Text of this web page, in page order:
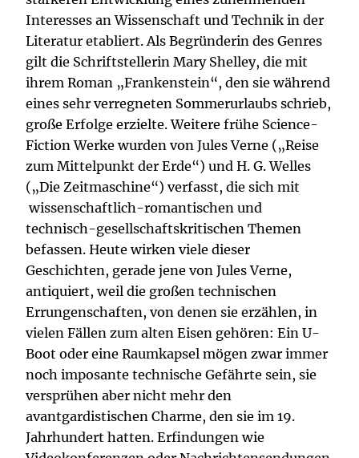
Interesses an Wissenschaft und Technik in der
Literatur etabliert. Als Begründerin des Genres
gilt die Schriftstellerin Mary Shelley, die mit
ihrem Roman „Frankenstein“, den sie während
eines sehr verregneten Sommerurlaubs schrieb,
große Erfolge erzielte. Weitere frühe Science-
Fiction Werke wurden von Jules Verne („Reise
zum Mittelpunkt der Erde“) und H. G. Welles
(„Die Zeitmaschine“) verfasst, die sich mit
wissenschaftlich-romantischen und
technisch-gesellschaftskritischen Themen
befassen. Heute wirken viele dieser
Geschichten, gerade jene von Jules Verne,
antiquiert, weil die großen technischen
Errungenschaften, von denen sie erzählen, in
vielen Fällen zum alten Eisen gehören: Ein U-
Boot oder eine Raumkapsel mögen zwar immer
noch imposante technische Gefährte sein, sie
versprühen aber nicht mehr den
avantgardistischen Charme, den sie im 19.
Jahrhundert hatten. Erfindungen wie